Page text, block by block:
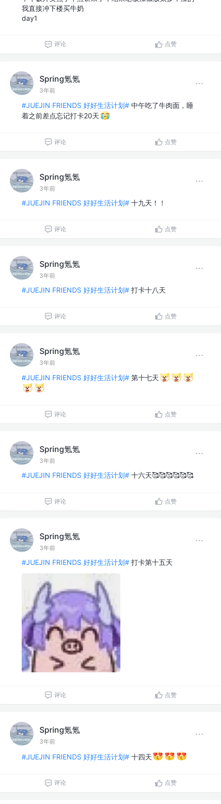
我直接冲下楼买牛奶
day1
评论 点赞
Spring氪氪
3年前
#JUEJIN FRIENDS 好好生活计划# 中午吃了牛肉面，睡
着之前差点忘记打卡20天
评论 点赞
Spring氪氪
3年前
#JUEJIN FRIENDS 好好生活计划# 十九天！！
评论 点赞
Spring氪氪
3年前
#JUEJIN FRIENDS 好好生活计划# 打卡十八天
评论 点赞
Spring氪氪
3年前
#JUEJIN FRIENDS 好好生活计划# 第十七天
评论 点赞
Spring氪氪
3年前
#JUEJIN FRIENDS 好好生活计划# 十六天🥰🥰🥰🥰🥰🥰
评论 点赞
Spring氪氪
3年前
#JUEJIN FRIENDS 好好生活计划# 打卡第十五天
评论 点赞
Spring氪氪
3年前
#JUEJIN FRIENDS 好好生活计划# 十四天
评论 点赞